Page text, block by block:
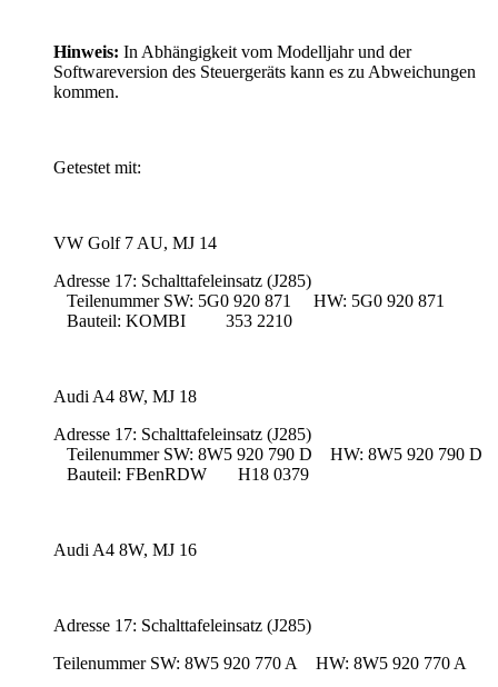
Hinweis: In Abhängigkeit vom Modelljahr und der
Softwareversion des Steuergeräts kann es zu Abweichungen
kommen.
Getestet mit:
VW Golf 7 AU, MJ 14
Adresse 17: Schalttafeleinsatz (J285)
Teilenummer SW: 5G0 920 871 HW: 5G0 920 871
Bauteil: KOMBI 353 2210
Audi A4 8W, MJ 18
Adresse 17: Schalttafeleinsatz (J285)
Teilenummer SW: 8W5 920 790 D HW: 8W5 920 790 D
Bauteil: FBenRDW H18 0379
Audi A4 8W, MJ 16
Adresse 17: Schalttafeleinsatz (J285)
Teilenummer SW: 8W5 920 770 A HW: 8W5 920 770 A